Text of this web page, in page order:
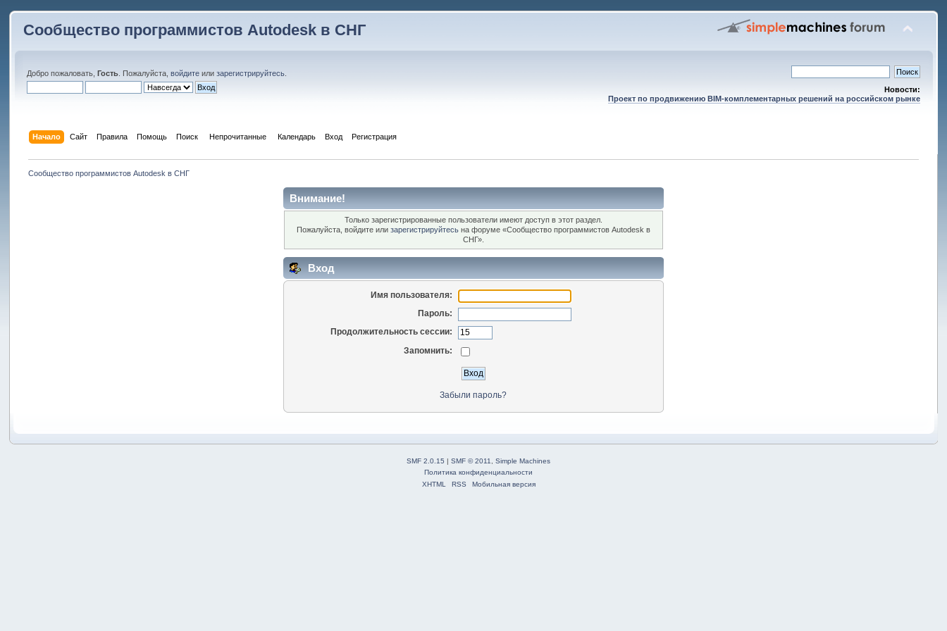
Сообщество программистов Autodesk в СНГ
Добро пожаловать,Гость . Пожалуйста,войдите илизарегистрируйтесь
Новости:
Проект по продвижению BIM-комплементарных решений на российском рынке
Начало Сайт Правила Помощь Поиск Непрочитанные Календарь Вход Регистрация
Сообщество программистов Autodesk в СНГ
Внимание!
Только зарегистрированные пользователи имеют доступ в этот раздел.
Пожалуйста, войдите или зарегистрируйтесьна форуме «Сообщество программистов Autodesk в
СНГ».
Вход
Имя пользователя:
Пароль:
Продолжительность сессии:
Запомнить:
Забыли пароль?
SMF 2.0.15 |SMF © 2011 ,Simple Machines
Политика конфиденциальности
XHTML
RSS Мобильная версия